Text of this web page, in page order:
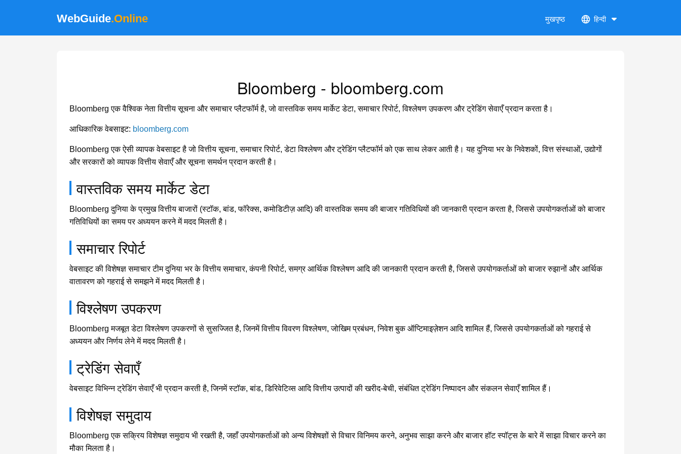
WebGuide.Online मुखपृष्ठ हिन्दी
Bloomberg - bloomberg.com
Bloomberg एक वैश्विक नेता वित्तीय सूचना और समाचार प्लैटफॉर्म है, जो वास्तविक समय मार्केट डेटा, समाचार रिपोर्ट, विश्लेषण उपकरण और ट्रेडिंग सेवाएँ प्रदान करता है।
आधिकारिक वेबसाइट: bloomberg.com
Bloomberg एक ऐसी व्यापक वेबसाइट है जो वित्तीय सूचना, समाचार रिपोर्ट, डेटा विश्लेषण और ट्रेडिंग प्लैटफॉर्म को एक साथ लेकर आती है। यह दुनिया भर के निवेशकों, वित्त संस्थाओं, उद्योगों
और सरकारों को व्यापक वित्तीय सेवाएँ और सूचना समर्थन प्रदान करती है।
वास्तविक समय मार्केट डेटा
Bloomberg दुनिया के प्रमुख वित्तीय बाजारों (स्टॉक, बांड, फॉरेक्स, कमोडिटीज़ आदि) की वास्तविक समय की बाजार गतिविधियों की जानकारी प्रदान करता है, जिससे उपयोगकर्ताओं को बाजार
गतिविधियों का समय पर अध्ययन करने में मदद मिलती है।
समाचार रिपोर्ट
वेबसाइट की विशेषज्ञ समाचार टीम दुनिया भर के वित्तीय समाचार, कंपनी रिपोर्ट, समग्र आर्थिक विश्लेषण आदि की जानकारी प्रदान करती है, जिससे उपयोगकर्ताओं को बाजार रुझानों और आर्थिक
वातावरण को गहराई से समझने में मदद मिलती है।
विश्लेषण उपकरण
Bloomberg मजबूत डेटा विश्लेषण उपकरणों से सुसज्जित है, जिनमें वित्तीय विवरण विश्लेषण, जोखिम प्रबंधन, निवेश बुक ऑप्टिमाइज़ेशन आदि शामिल हैं, जिससे उपयोगकर्ताओं को गहराई से
अध्ययन और निर्णय लेने में मदद मिलती है।
ट्रेडिंग सेवाएँ
वेबसाइट विभिन्न ट्रेडिंग सेवाएँ भी प्रदान करती है, जिनमें स्टॉक, बांड, डिरिवेटिव्स आदि वित्तीय उत्पादों की खरीद-बेची, संबंधित ट्रेडिंग निष्पादन और संकलन सेवाएँ शामिल हैं।
विशेषज्ञ समुदाय
Bloomberg एक सक्रिय विशेषज्ञ समुदाय भी रखती है, जहाँ उपयोगकर्ताओं को अन्य विशेषज्ञों से विचार विनिमय करने, अनुभव साझा करने और बाजार हॉट स्पॉट्स के बारे में साझा विचार करने का
मौका मिलता है।